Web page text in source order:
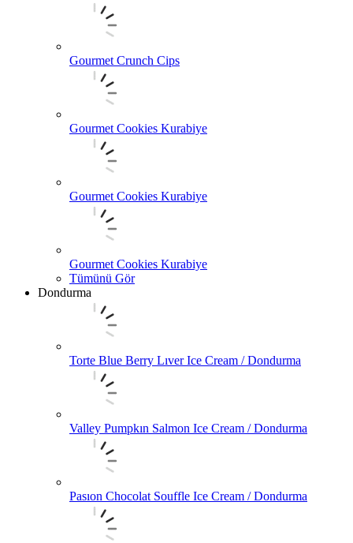
Gourmet Crunch Cips
Gourmet Cookies Kurabiye
Gourmet Cookies Kurabiye
Gourmet Cookies Kurabiye
Tümünü Gör
Dondurma
Torte Blue Berry Lıver Ice Cream / Dondurma
Valley Pumpkın Salmon Ice Cream / Dondurma
Pasıon Chocolat Souffle Ice Cream / Dondurma